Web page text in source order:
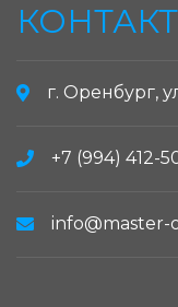
г. Оренбург,
+7 (994) 412-